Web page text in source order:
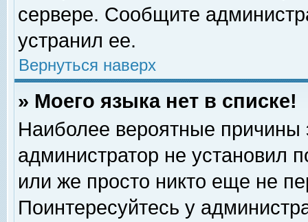
сервере. Сообщите
устранил ее.
Вернуться наверх
» Моего языка нет в списке!
Наиболее вероятные причины
администратор не установил
или же просто никто еще не
Поинтересуйтесь у